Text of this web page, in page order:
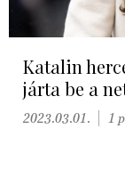
Katalin
járta be a
2023.03.01. 1